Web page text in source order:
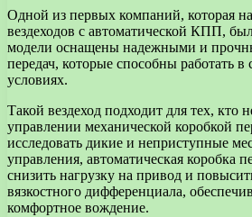
Одной из первых компаний, которая
вездеходов с автоматической КПП,
модели оснащены надежными и
передач, которые способны работать
условиях.
Такой вездеход подходит для тех, кто
управлении механической коробкой
исследовать дикие и неприступные
управления, автоматическая коробка
снизить нагрузку на привод и
вязкостного дифференциала,
комфортное вождение.